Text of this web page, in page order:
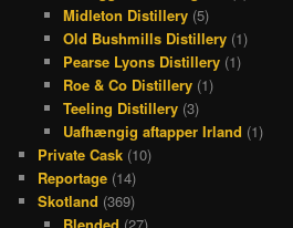
Midleton Distillery(5)
Old Bushmills Distillery(1)
Pearse Lyons Distillery(1)
Roe & Co Distillery(1)
Teeling Distillery(3)
Uafhængig aftapper Irland (1)
Private Cask (10)
Reportage (14)
Skotland (369)